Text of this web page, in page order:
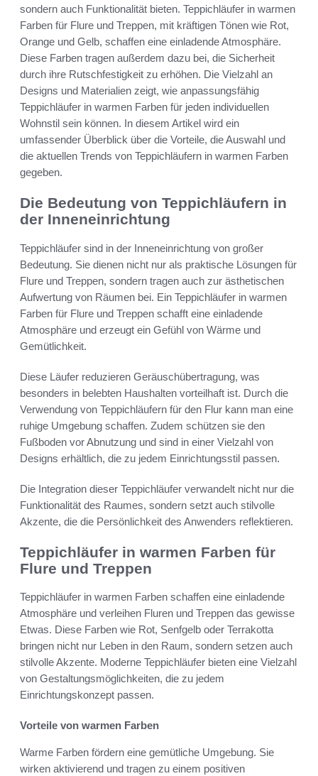
sondern auch Funktionalität bieten. Teppichläufer in warmen
Farben für Flure und Treppen, mit kräftigen Tönen wie Rot,
Orange und Gelb, schaffen eine einladende Atmosphäre.
Diese Farben tragen außerdem dazu bei, die Sicherheit
durch ihre Rutschfestigkeit zu erhöhen. Die Vielzahl an
Designs und Materialien zeigt, wie anpassungsfähig
Teppichläufer in warmen Farben für jeden individuellen
Wohnstil sein können. In diesem Artikel wird ein
umfassender Überblick über die Vorteile, die Auswahl und
die aktuellen Trends von Teppichläufern in warmen Farben
gegeben.
Die Bedeutung von Teppichläufern in
der Inneneinrichtung
Teppichläufer sind in der Inneneinrichtung von großer
Bedeutung. Sie dienen nicht nur als praktische Lösungen für
Flure und Treppen, sondern tragen auch zur ästhetischen
Aufwertung von Räumen bei. Ein Teppichläufer in warmen
Farben für Flure und Treppen schafft eine einladende
Atmosphäre und erzeugt ein Gefühl von Wärme und
Gemütlichkeit.
Diese Läufer reduzieren Geräuschübertragung, was
besonders in belebten Haushalten vorteilhaft ist. Durch die
Verwendung von Teppichläufern für den Flur kann man eine
ruhige Umgebung schaffen. Zudem schützen sie den
Fußboden vor Abnutzung und sind in einer Vielzahl von
Designs erhältlich, die zu jedem Einrichtungsstil passen.
Die Integration dieser Teppichläufer verwandelt nicht nur die
Funktionalität des Raumes, sondern setzt auch stilvolle
Akzente, die die Persönlichkeit des Anwenders reflektieren.
Teppichläufer in warmen Farben für
Flure und Treppen
Teppichläufer in warmen Farben schaffen eine einladende
Atmosphäre und verleihen Fluren und Treppen das gewisse
Etwas. Diese Farben wie Rot, Senfgelb oder Terrakotta
bringen nicht nur Leben in den Raum, sondern setzen auch
stilvolle Akzente. Moderne Teppichläufer bieten eine Vielzahl
von Gestaltungsmöglichkeiten, die zu jedem
Einrichtungskonzept passen.
Vorteile von warmen Farben
Warme Farben fördern eine gemütliche Umgebung. Sie
wirken aktivierend und tragen zu einem positiven